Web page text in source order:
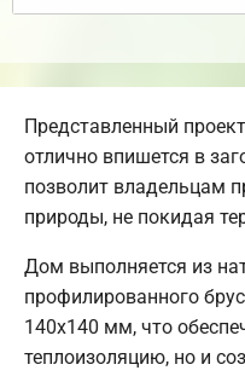
Представленный
отлично впишется в
позволит владельцам
природы, не покидая
Дом выполняется из
профилированного
140х140 мм, что
теплоизоляцию, но и